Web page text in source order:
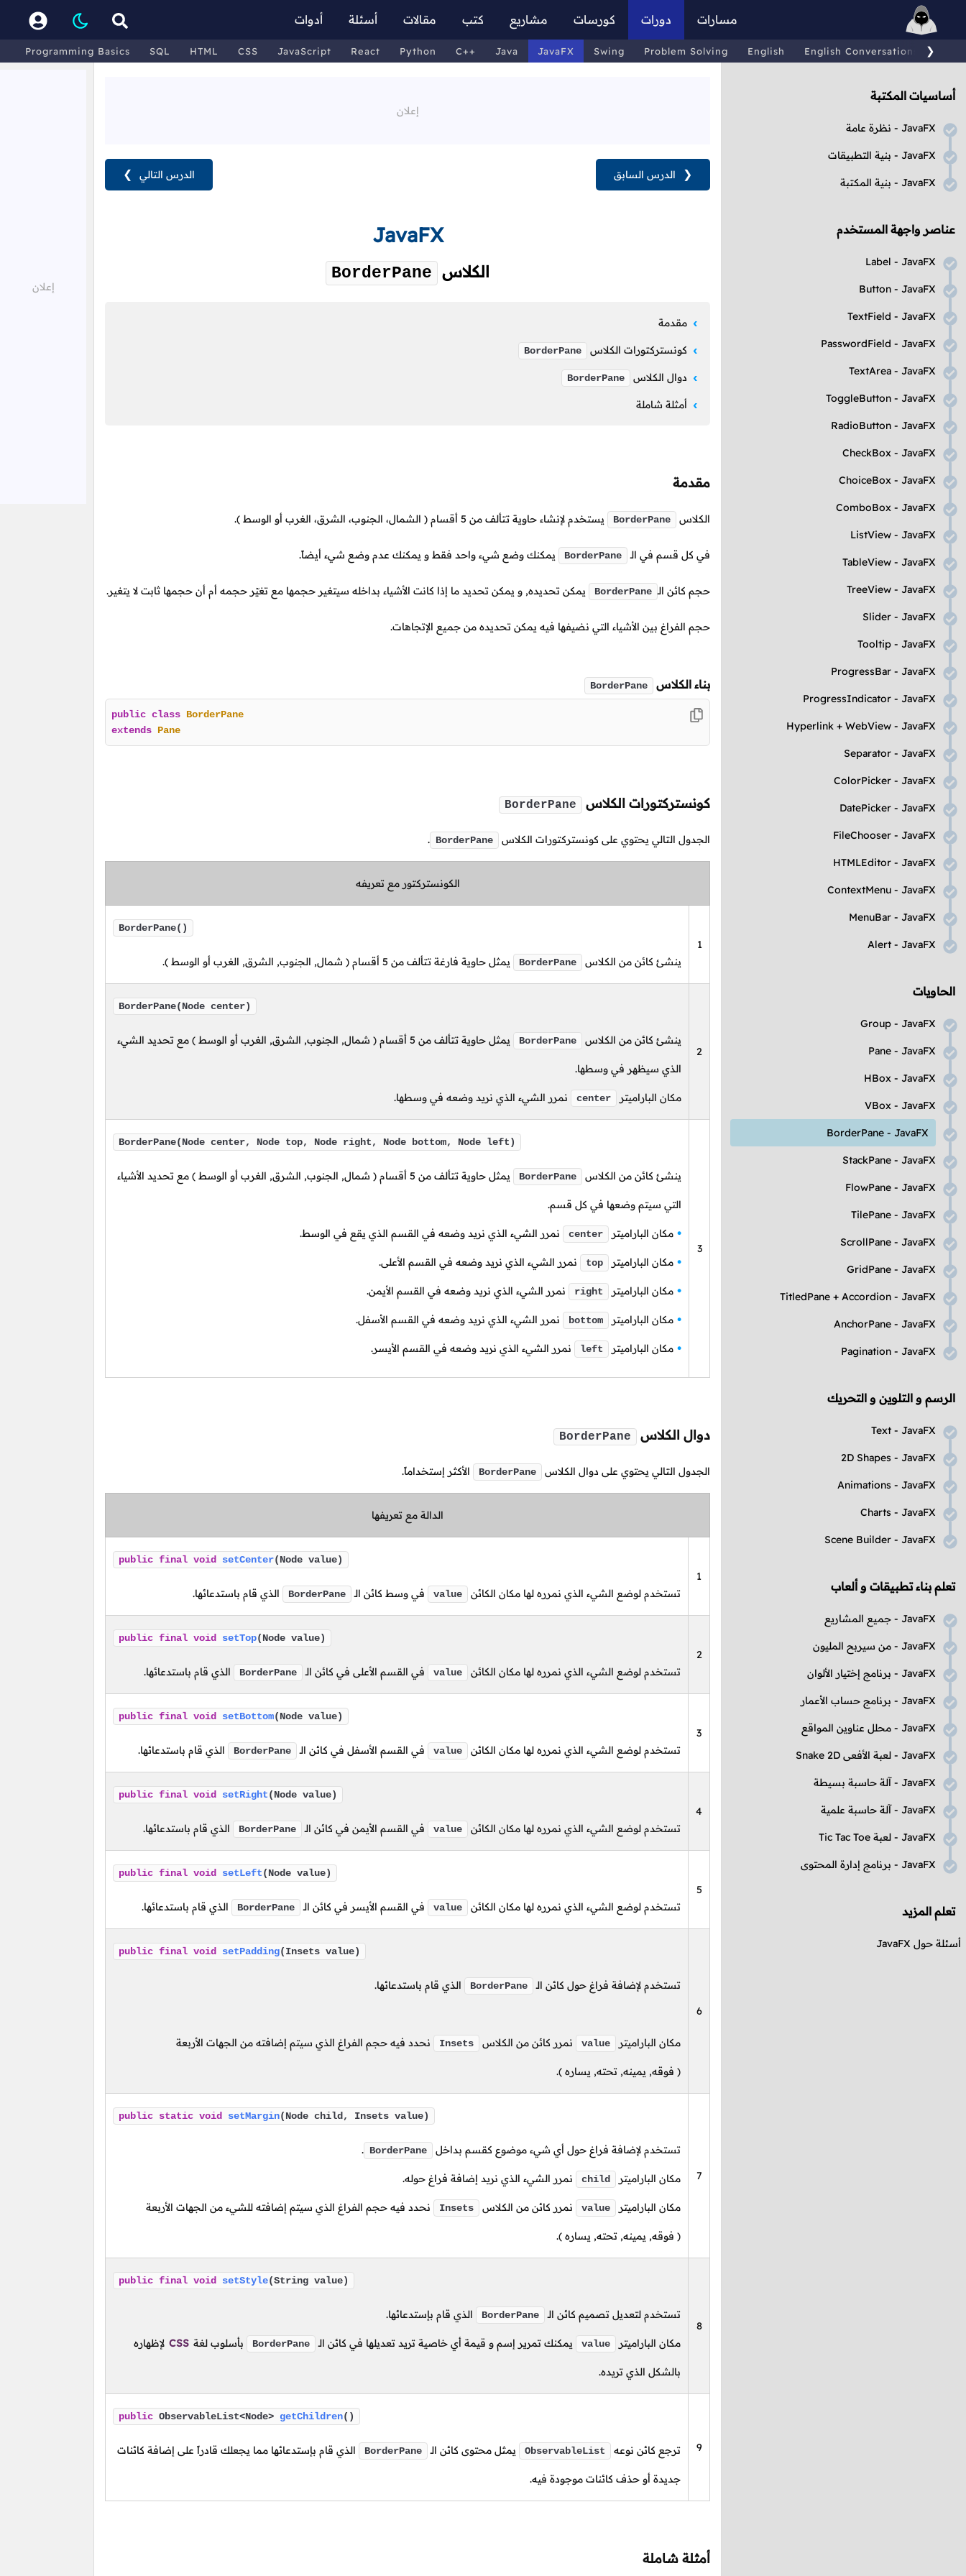
مسارات دورات كورسات مشاريع كتب مقالات أسئلة أدوات
Programming Basics SQL HTML CSS JavaScript React Python C++ Java JavaFX Swing Problem Solving English English Conversations ❯
أساسيات المكتبة
JavaFX - نظرة عامة
JavaFX - بنية التطبيقات
JavaFX - بنية المكتبة
عناصر واجهة المستخدم
JavaFX
-
Label
JavaFX
-
Button
JavaFX
-
TextField
JavaFX
-
PasswordField
JavaFX
-
TextArea
JavaFX
-
ToggleButton
JavaFX
-
RadioButton
JavaFX
-
CheckBox
JavaFX
-
ChoiceBox
JavaFX
-
ComboBox
JavaFX
-
ListView
JavaFX
-
TableView
JavaFX
-
TreeView
JavaFX
-
Slider
JavaFX
-
Tooltip
JavaFX
-
ProgressBar
JavaFX
-
ProgressIndicator
JavaFX
-
WebView
+
Hyperlink
JavaFX
-
Separator
JavaFX
-
ColorPicker
JavaFX
-
DatePicker
JavaFX
-
FileChooser
JavaFX
-
HTMLEditor
JavaFX
-
ContextMenu
JavaFX
-
MenuBar
JavaFX
-
Alert
الحاويات
JavaFX
-
Group
JavaFX
-
Pane
JavaFX
-
HBox
JavaFX
-
VBox
JavaFX
-
BorderPane
JavaFX
-
StackPane
JavaFX
-
FlowPane
JavaFX
-
TilePane
JavaFX
-
ScrollPane
JavaFX
-
GridPane
JavaFX
-
Accordion
+
TitledPane
JavaFX
-
AnchorPane
JavaFX
-
Pagination
الرسم و التلوين و التحريك
JavaFX
-
Text
JavaFX
-
2D Shapes
JavaFX
-
Animations
JavaFX
-
Charts
JavaFX
-
Scene Builder
تعلم بناء تطبيقات و ألعاب
JavaFX - جميع المشاريع
JavaFX - من سيربح المليون
JavaFX - برنامج إختيار الألوان
JavaFX - برنامج حساب الأعمار
JavaFX - محلل عناوين المواقع
JavaFX - لعبة الأفعى Snake 2D
JavaFX - آلة حاسبة بسيطة
JavaFX - آلة حاسبة علمية
JavaFX - لعبة Tic Tac Toe
JavaFX - برنامج إدارة المحتوى
تعلم المزيد
أسئلة حول JavaFX
الدرس التالي ❯ ❮ الدرس السابق
JavaFX
الكلاس BorderPane
مقدمة
كونستركتورات الكلاس BorderPane
دوال الكلاس BorderPane
أمثلة شاملة
مقدمة
الكلاس BorderPane يستخدم لإنشاء حاوية تتألف من 5 أقسام ( الشمال، الجنوب، الشرق، الغرب أو الوسط ).
في كل قسم في الـ BorderPane يمكنك وضع شيء واحد فقط و يمكنك عدم وضع شيء أيضاً.
حجم كائن الـ BorderPane يمكن تحديده, و يمكن تحديد ما إذا كانت الأشياء بداخله سيتغير حجمها مع تغيّر حجمه أم أن حجمها ثابت لا يتغير.
حجم الفراغ بين الأشياء التي نضيفها فيه يمكن تحديده من جميع الإتجاهات.
بناء الكلاس BorderPane
public class BorderPane
extends Pane
كونستركتورات الكلاس BorderPane
الجدول التالي يحتوي على كونستركتورات الكلاس BorderPane
.
الكونستركتور مع تعريفه
1
BorderPane()
ينشئ كائن من الكلاس BorderPane يمثل حاوية فارغة تتألف من 5 أقسام ( شمال, الجنوب, الشرق, الغرب أو الوسط ).
2
BorderPane(Node center)
ينشئ كائن من الكلاس BorderPane يمثل حاوية تتألف من 5 أقسام ( شمال, الجنوب, الشرق, الغرب أو الوسط ) مع تحديد الشيء
الذي سيظهر في وسطها.
مكان الباراميتر center نمرر الشيء الذي نريد وضعه في وسطها.
3
BorderPane(Node center, Node top, Node right, Node bottom, Node left)
ينشئ كائن من الكلاس BorderPane يمثل حاوية تتألف من 5 أقسام ( شمال, الجنوب, الشرق, الغرب أو الوسط ) مع تحديد الأشياء
التي سيتم وضعها في كل قسم.
مكان الباراميتر center نمرر الشيء الذي نريد وضعه في القسم الذي يقع في الوسط.
مكان الباراميتر top نمرر الشيء الذي نريد وضعه في القسم الأعلى.
مكان الباراميتر right نمرر الشيء الذي نريد وضعه في القسم الأيمن.
مكان الباراميتر bottom نمرر الشيء الذي نريد وضعه في القسم الأسفل.
مكان الباراميتر left نمرر الشيء الذي نريد وضعه في القسم الأيسر.
دوال الكلاس BorderPane
الجدول التالي يحتوي على دوال الكلاس BorderPane الأكثر إستخداماً.
الدالة مع تعريفها
1
public final void setCenter(Node value)
تستخدم لوضع الشيء الذي نمرره لها مكان الكائن value في وسط كائن الـ BorderPane الذي قام باستدعائها.
2
public final void setTop(Node value)
تستخدم لوضع الشيء الذي نمرره لها مكان الكائن value في القسم الأعلى في كائن الـ BorderPane الذي قام باستدعائها.
3
public final void setBottom(Node value)
تستخدم لوضع الشيء الذي نمرره لها مكان الكائن value في القسم الأسفل في كائن الـ BorderPane الذي قام باستدعائها.
4
public final void setRight(Node value)
تستخدم لوضع الشيء الذي نمرره لها مكان الكائن value في القسم الأيمن في كائن الـ BorderPane الذي قام باستدعائها.
5
public final void setLeft(Node value)
تستخدم لوضع الشيء الذي نمرره لها مكان الكائن value في القسم الأيسر في كائن الـ BorderPane الذي قام باستدعائها.
6
public final void setPadding(Insets value)
تستخدم لإضافة فراغ حول كائن الـ BorderPane الذي قام باستدعائها.
مكان الباراميتر value نمرر كائن من الكلاس Insets نحدد فيه حجم الفراغ الذي سيتم إضافته من الجهات الأربعة
( فوقه, يمينه, تحته, يساره ).
7
public static void setMargin(Node child, Insets value)
تستخدم لإضافة فراغ حول أي شيء موضوع كقسم بداخل BorderPane
.
مكان الباراميتر child نمرر الشيء الذي نريد إضافة فراغ حوله.
مكان الباراميتر value نمرر كائن من الكلاس Insets نحدد فيه حجم الفراغ الذي سيتم إضافته للشيء من الجهات الأربعة
( فوقه, يمينه, تحته, يساره ).
8
public final void setStyle(String value)
تستخدم لتعديل تصميم كائن الـ BorderPane الذي قام بإستدعائها.
مكان الباراميتر value يمكنك تمرير إسم و قيمة أي خاصية تريد تعديلها في كائن الـ BorderPane بأسلوب لغة CSS لإظهاره
بالشكل الذي تريده.
9
public ObservableList<Node> getChildren()
ترجع كائن نوعه ObservableList يمثل محتوى كائن الـ BorderPane الذي قام بإستدعائها مما يجعلك قادراً على إضافة كائنات
جديدة أو حذف كائنات موجودة فيه.
أمثلة شاملة